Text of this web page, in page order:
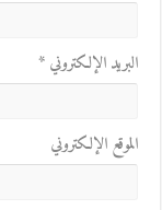
البريد الإلكتروني*
الموقع الإلكتروني